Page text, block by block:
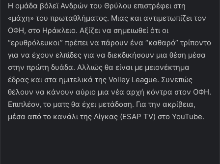
Η ομάδα βόλεϊ Ανδρών του Θρύλου επιστρέφει στη
«μάχη» του πρωταθλήματος. Μιας και αντιμετωπίζει τον
ΟΦΗ, στο Ηράκλειο. Αξίζει να σημειωθεί ότι οι
“ερυθρόλευκοι” πρέπει να πάρουν ένα “καθαρό” τρίποντο
για να έχουν ελπίδες για να διεκδικήσουν μια θέση μέσα
στην πρώτη δυάδα. Αλλιώς θα είναι με μειονέκτημα
έδρας και στα ημιτελικά της Volley League. Συνεπώς
θέλουν να κάνουν αύριο μια νέα αρχή κόντρα στον ΟΦΗ.
Επιπλέον, το ματς θα έχει μετάδοση. Για την ακρίβεια,
μέσα από το κανάλι της Λίγκας (ESAP TV) στο YouTube.